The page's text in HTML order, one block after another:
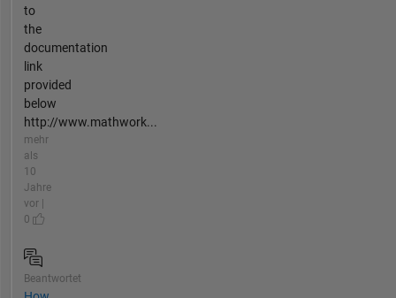
to
the
documentation
link
provided
below
http://www.mathwork...
mehr
als
10
Jahre
vor |
0
Beantwortet